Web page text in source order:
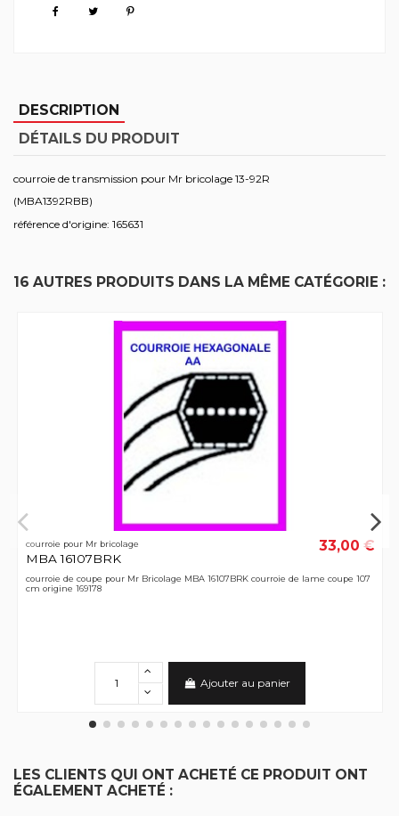
DESCRIPTION
DÉTAILS DU PRODUIT
courroie de transmission pour Mr bricolage 13-92R
(MBA1392RBB)
référence d'origine: 165631
16 AUTRES PRODUITS DANS LA MÊME CATÉGORIE :
courroie pour Mr bricolage
MBA 16107BRK
33,00 €
courroie de coupe pour Mr Bricolage MBA 16107BRK courroie de lame coupe 107
cm origine 169178
Ajouter au panier
LES CLIENTS QUI ONT ACHETÉ CE PRODUIT ONT
ÉGALEMENT ACHETÉ :